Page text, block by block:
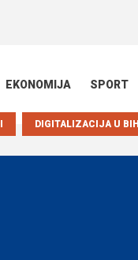
EKONOMIJA SPORT
DIGITALIZACIJA U BIH